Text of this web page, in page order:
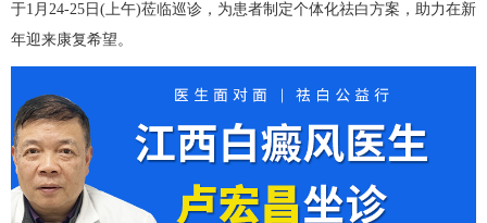
于1月24-25日(上午)莅临巡诊，为患者制定个体化祛白方案，助力在新
年迎来康复希望。